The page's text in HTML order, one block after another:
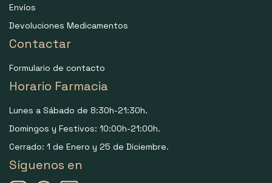
Envíos
Devoluciones Medicamentos
Contactar
Formulario de contacto
Horario Farmacia
Lunes a Sábado de 8:30h-21:30h.
Domingos y Festivos: 10:00h-21:00h.
Cerrado: 1 de Enero y 25 de Diciembre.
Síguenos en